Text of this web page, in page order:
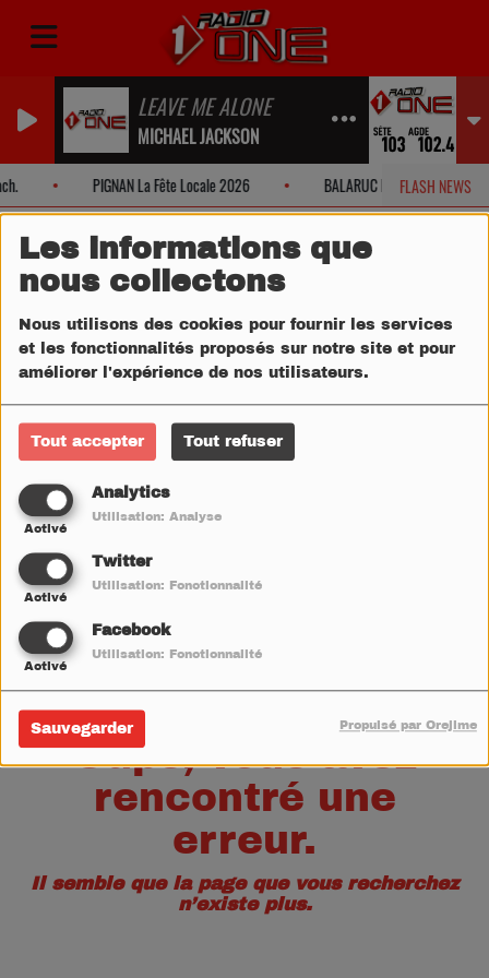
Les informations que
nous collectons
Nous utilisons des cookies pour fournir les services
et les fonctionnalités proposés sur notre site et pour
améliorer l'expérience de nos utilisateurs.
Tout accepter Tout refuser
Analytics
Activé
Utilisation: Analyse
Twitter
Activé
Utilisation: Fonctionnalité
Facebook
Activé
Utilisation: Fonctionnalité
Sauvegarder Propulsé par Orejime
LEAVE ME ALONE
MICHAEL JACKSON
FLASH NEWS
PIGNAN La Fête Locale 2026 BALARUC LES BAINS Fête
Oups, vous avez
rencontré une
erreur.
Il semble que la page que vous recherchez
n’existe plus.